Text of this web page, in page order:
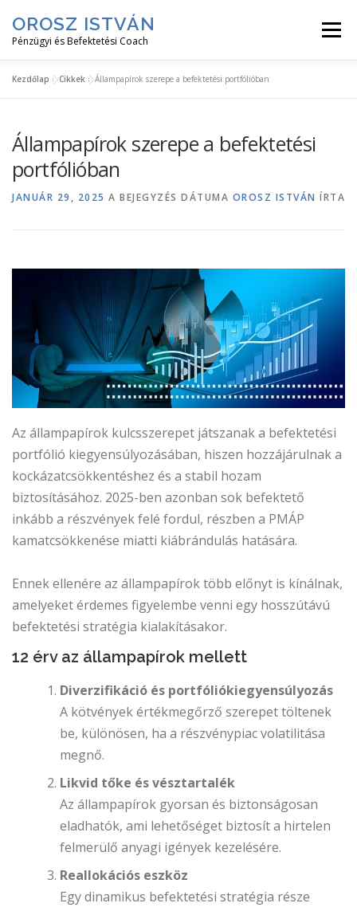
tartalomhoz
OROSZ ISTVÁN
Pénzügyi és Befektetési Coach
Menü
INGYENES↓ SZAKTERÜLETEIM↓ CIKKEK
Kezdőlap »Cikkek »Állampapírok szerepe a befektetési portfólióban
Állampapírok szerepe a befektetési
portfólióban
JANUÁR 29, 2025 A BEJEGYZÉS DÁTUMA OROSZ ISTVÁN ÍRTA
Az állampapírok kulcsszerepet játszanak a befektetési
portfólió kiegyensúlyozásában, hiszen hozzájárulnak a
kockázatcsökkentéshez és a stabil hozam
biztosításához. 2025-ben azonban sok befektető
inkább a részvények felé fordul, részben a PMÁP
kamatcsökkenése miatti kiábrándulás hatására.
Ennek ellenére az állampapírok több előnyt is kínálnak,
amelyeket érdemes figyelembe venni egy hosszútávú
befektetési stratégia kialakításakor.
12 érv az állampapírok mellett
Diverzifikáció és portfóliókiegyensúlyozás
A kötvények értékmegőrző szerepet töltenek
be, különösen, ha a részvénypiac volatilitása
megnő.
Likvid tőke és vésztartalék
Az állampapírok gyorsan és biztonságosan
eladhatók, ami lehetőséget biztosít a hirtelen
felmerülő anyagi igények kezelésére.
Reallokációs eszköz
Egy dinamikus befektetési stratégia része